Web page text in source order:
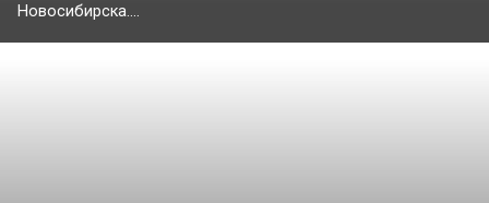
Новосибирска....